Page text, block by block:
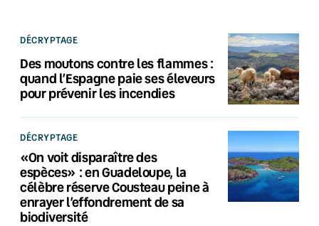
DÉCRYPTAGE
Des moutons contre les flammes :
quand l’Espagne paie ses éleveurs
pour prévenir les incendies
DÉCRYPTAGE
«On voit disparaître des
espèces» : en Guadeloupe, la
célèbre réserve Cousteau peine à
enrayer l’effondrement de sa
biodiversité